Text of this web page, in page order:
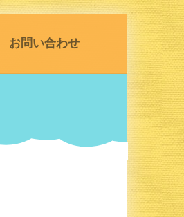
お問い合わせ